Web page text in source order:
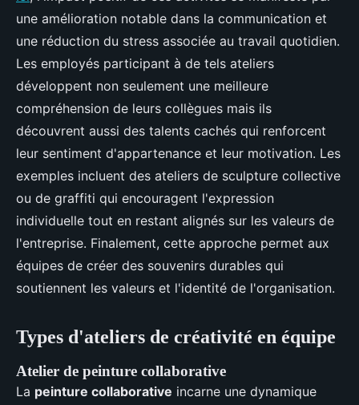
une amélioration notable dans la communication et
une réduction du stress associée au travail quotidien.
Les employés participant à de tels ateliers
développent non seulement une meilleure
compréhension de leurs collègues mais ils
découvrent aussi des talents cachés qui renforcent
leur sentiment d'appartenance et leur motivation. Les
exemples incluent des ateliers de sculpture collective
ou de graffiti qui encouragent l'expression
individuelle tout en restant alignés sur les valeurs de
l'entreprise. Finalement, cette approche permet aux
équipes de créer des souvenirs durables qui
soutiennent les valeurs et l'identité de l'organisation.
Types d'ateliers de créativité en équipe
Atelier de peinture collaborative
La peinture collaborative incarne une dynamique